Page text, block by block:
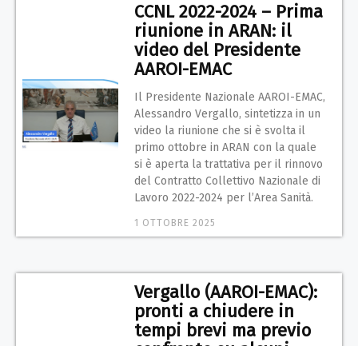
CCNL 2022-2024 – Prima
riunione in ARAN: il
video del Presidente
AAROI-EMAC
Il Presidente Nazionale AAROI-EMAC,
Alessandro Vergallo, sintetizza in un
video la riunione che si è svolta il
primo ottobre in ARAN con la quale
si è aperta la trattativa per il rinnovo
del Contratto Collettivo Nazionale di
Lavoro 2022-2024 per l’Area Sanità.
1 OTTOBRE 2025
Vergallo (AAROI-EMAC):
pronti a chiudere in
tempi brevi ma previo